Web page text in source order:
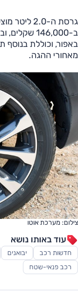
גרסת ה-2.0
ב-146,000
באפור, וכוללת בנוסף
מאחורי ההגה.
צילום: מערכת אוטו
עוד באותו נושא
חדשות רכב יבואנים
רכב פנאי-שטח